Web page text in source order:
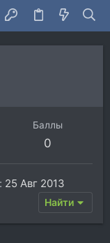
Баллы
0
25 Авг 2013
Найти